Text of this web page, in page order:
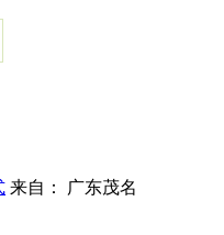
来自： 广东茂名